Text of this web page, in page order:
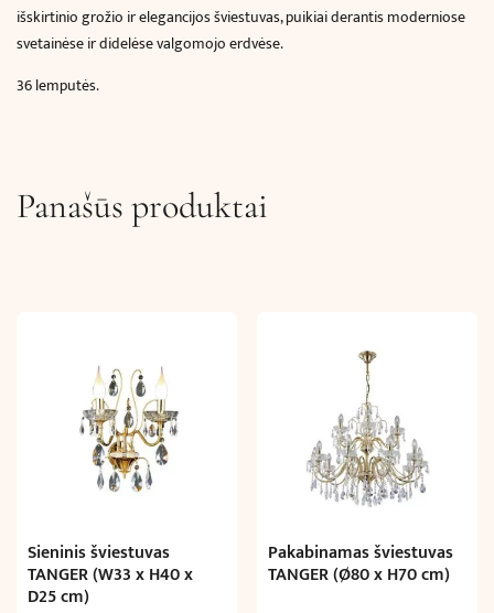
išskirtinio grožio ir elegancijos šviestuvas, puikiai derantis moderniose
svetainėse ir didelėse valgomojo erdvėse.
36 lemputės.
Panašūs produktai
Sieninis šviestuvas
TANGER (W33 x H40 x
D25 cm)
Pakabinamas šviestuvas
TANGER (Ø80 x H70 cm)